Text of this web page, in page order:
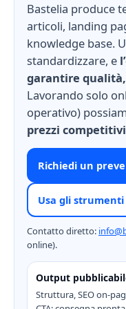
Bastelia produce
articoli, landing
knowledge base.
standardizzare, e
garantire
Lavorando solo
operativo)
prezzi competitivi
Richiedi un
Usa gli
Contatto diretto:
online).
Output
Struttura, SEO on-